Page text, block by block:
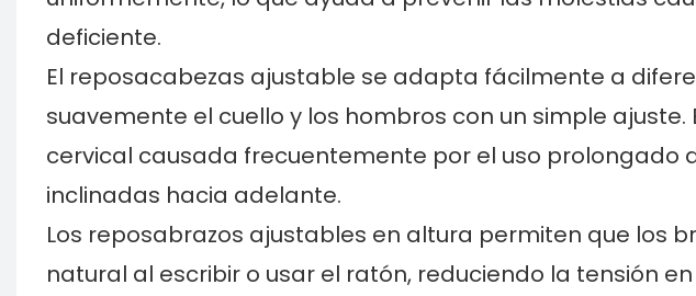
deficiente.
El reposacabezas ajustable se adapta fácilmente a
suavemente el cuello y los hombros con un simple
cervical causada frecuentemente por el uso prolongado
inclinadas hacia adelante.
Los reposabrazos ajustables en altura permiten que los
natural al escribir o usar el ratón, reduciendo la tensión